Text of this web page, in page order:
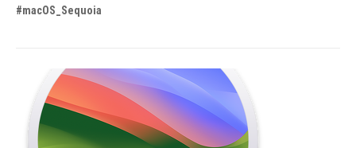
#macOS_Sequoia